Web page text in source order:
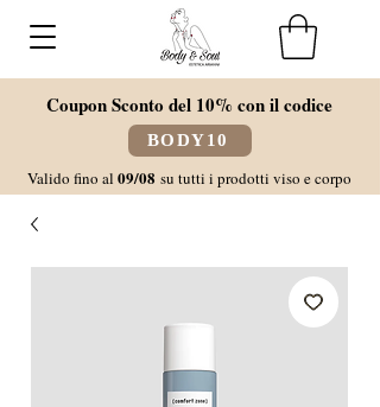
Coupon Sconto del 10% con il codice
BODY10
Valido fino al 09/08 su tutti i prodotti viso e corpo